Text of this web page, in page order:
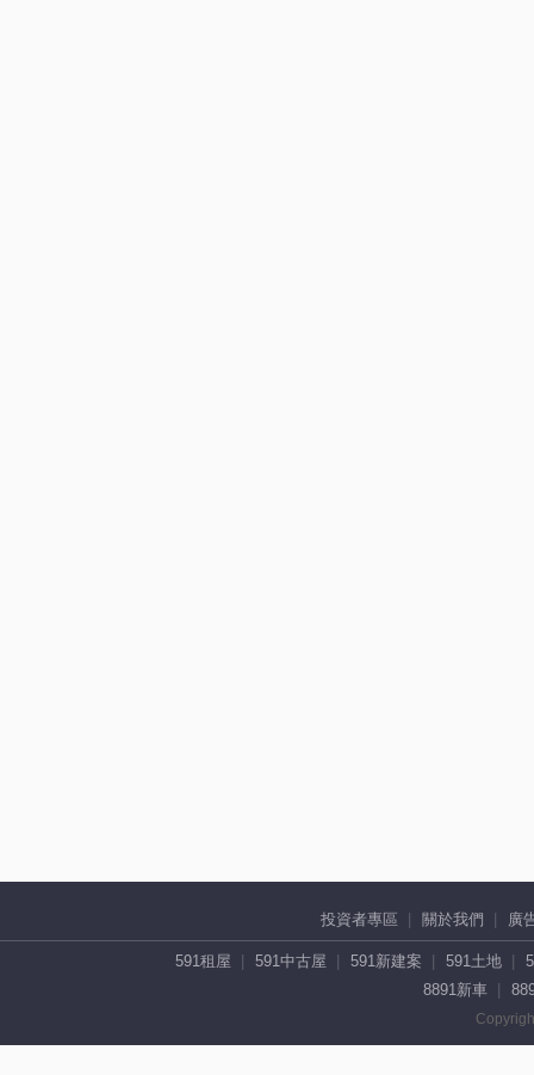
投資者專區 關於我們 廣
591租屋 591中古屋 591新建案 591土地
8891新車